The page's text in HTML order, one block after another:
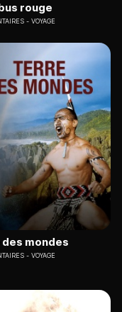
rouge
VOYAGE
mondes
VOYAGE